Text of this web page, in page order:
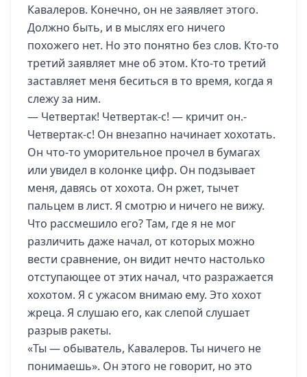
Кавалеров. Конечно, он не заявляет этого.
Должно быть, и в мыслях его ничего
похожего нет. Но это понятно без слов. Кто-то
третий заявляет мне об этом. Кто-то третий
заставляет меня беситься в то время, когда я
слежу за ним.
— Четвертак! Четвертак-с! — кричит он.-
Четвертак-с! Он внезапно начинает хохотать.
Он что-то уморительное прочел в бумагах
или увидел в колонке цифр. Он подзывает
меня, давясь от хохота. Он ржет, тычет
пальцем в лист. Я смотрю и ничего не вижу.
Что рассмешило его? Там, где я не мог
различить даже начал, от которых можно
вести сравнение, он видит нечто настолько
отступающее от этих начал, что разражается
хохотом. Я с ужасом внимаю ему. Это хохот
жреца. Я слушаю его, как слепой слушает
разрыв ракеты.
«Ты — обыватель, Кавалеров. Ты ничего не
понимаешь». Он этого не говорит, но это